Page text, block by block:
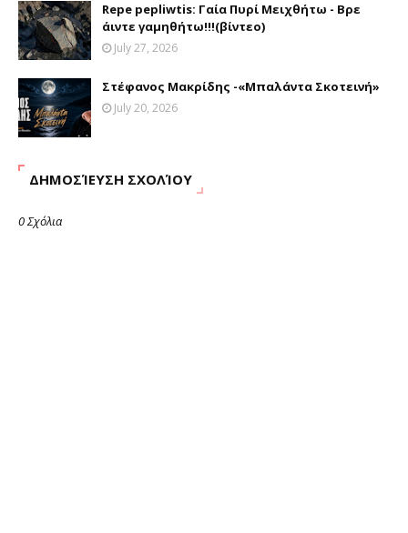
Repe pepliwtis: Γαία Πυρί Μειχθήτω - Βρε
άιντε γαμηθήτω!!!(βίντεο)
July 27, 2026
Στέφανος Μακρίδης -«Μπαλάντα Σκοτεινή»
July 20, 2026
ΔΗΜΟΣΊΕΥΣΗ ΣΧΟΛΊΟΥ
0 Σχόλια